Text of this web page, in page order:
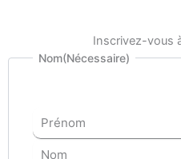
Inscrivez-vous
Nom(Nécessaire)
Prénom
Nom